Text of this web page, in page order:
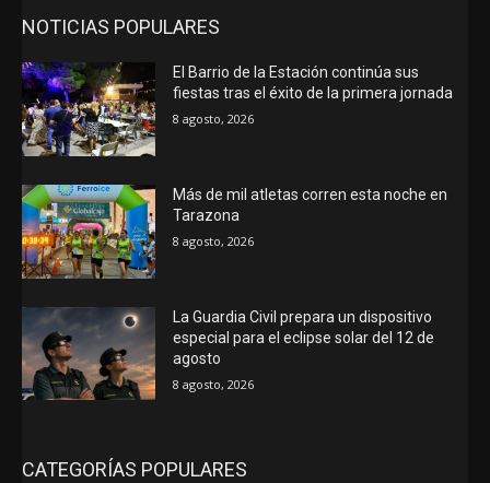
NOTICIAS POPULARES
El Barrio de la Estación continúa sus
fiestas tras el éxito de la primera jornada
8 agosto, 2026
Más de mil atletas corren esta noche en
Tarazona
8 agosto, 2026
La Guardia Civil prepara un dispositivo
especial para el eclipse solar del 12 de
agosto
8 agosto, 2026
CATEGORÍAS POPULARES